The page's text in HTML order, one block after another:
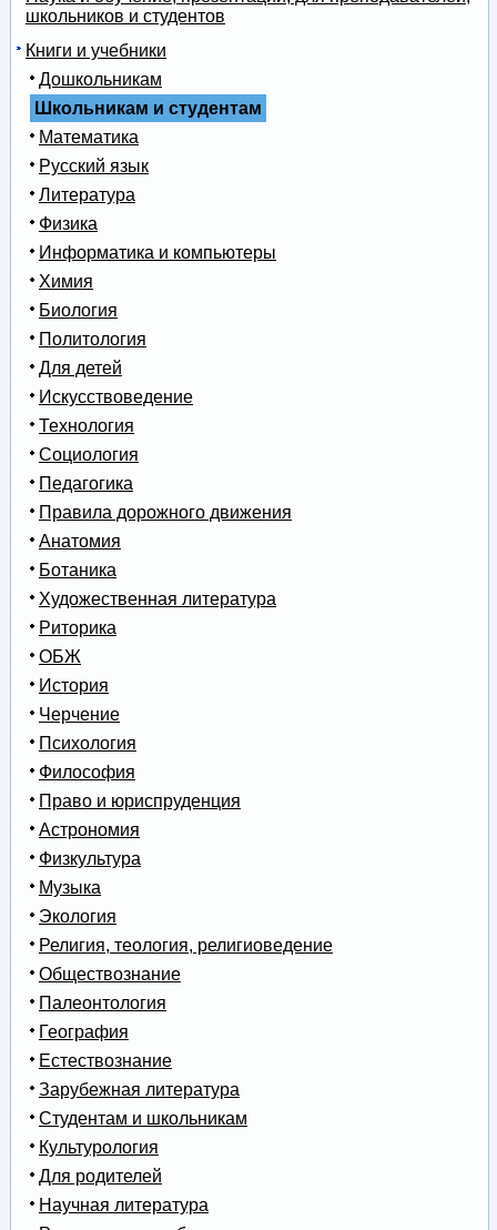
школьников и студентов
Книги и учебники
Дошкольникам
Школьникам и студентам
Математика
Русский язык
Литература
Физика
Информатика и компьютеры
Химия
Биология
Политология
Для детей
Искусствоведение
Технология
Социология
Педагогика
Правила дорожного движения
Анатомия
Ботаника
Художественная литература
Риторика
ОБЖ
История
Черчение
Психология
Философия
Право и юриспруденция
Астрономия
Физкультура
Музыка
Экология
Религия, теология, религиоведение
Обществознание
Палеонтология
География
Естествознание
Зарубежная литература
Студентам и школьникам
Культурология
Для родителей
Научная литература